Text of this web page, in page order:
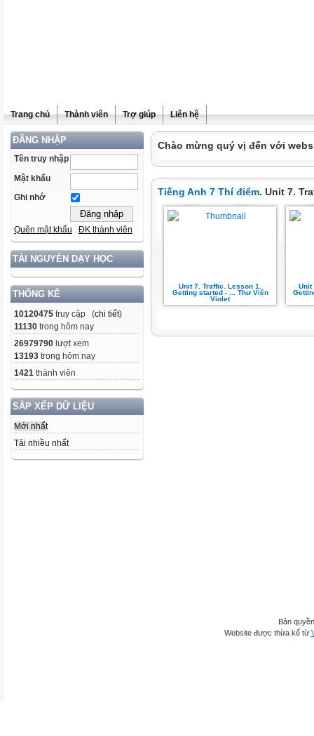
Trang chủ Thành viên Trợ giúp Liên hệ
ĐĂNG NHẬP
Tên truy nhập
Mật khẩu
Ghi nhớ
Quên mật khẩu ĐK thành viên
TÀI NGUYÊN DẠY HỌC
THỐNG KÊ
10120475 truy cập (chi tiết)
11130 trong hôm nay
26979790 lượt xem
13193 trong hôm nay
1421 thành viên
SẮP XẾP DỮ LIỆU
Mới nhất
Tải nhiều nhất
Chào mừng quý vị đến với
Tiếng Anh 7 Thí điểm. Unit 7.
Unit 7. Traffic. Lesson 1.
Getting started - ... Thư Viện
Violet
Unit
Bản
Website được thừa kế từ